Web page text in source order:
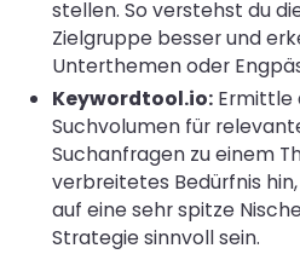
stellen. So verstehst du
Zielgruppe besser und
Unterthemen oder
Keywordtool.io: Ermittle
Suchvolumen für
Suchanfragen zu einem
verbreitetes Bedürfnis
auf eine sehr spitze
Strategie sinnvoll sein.